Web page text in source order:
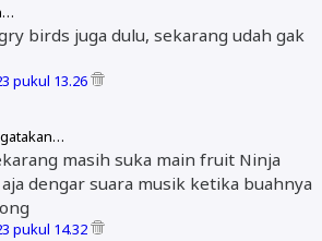
birds juga dulu, sekarang udah gak
pukul 13.26
masih suka main fruit Ninja
dengar suara musik ketika buahnya
pukul 14.32